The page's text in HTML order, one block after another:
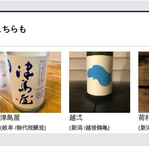
らも
津島屋
(岐阜 /御代桜醸造)
越弌
(新潟 /越後鶴亀)
荷
(新